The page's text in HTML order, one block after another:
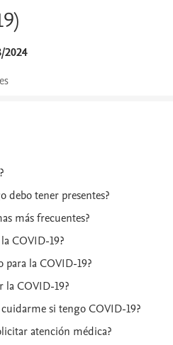
2024
debo tener presentes?
más frecuentes?
COVID-19?
para la COVID-19?
la COVID-19?
si tengo COVID-19?
atención médica?